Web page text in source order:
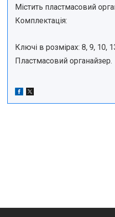
Містить пластмасовий
Комплектація:
Ключі в розмірах: 8, 9, 10,
Пластмасовий органайзер.